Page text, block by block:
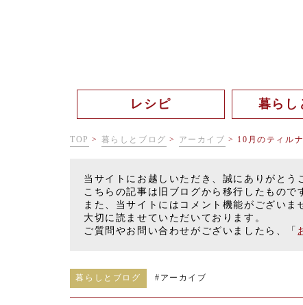
レシピ 暮らし
TOP > 暮らしとブログ > アーカイブ > 10月のティル
当サイトにお越しいただき、誠にありがとう
こちらの記事は旧ブログから移行したもので
また、当サイトにはコメント機能がござい
大切に読ませていただいております。
ご質問やお問い合わせがございましたら、「
暮らしとブログ # アーカイブ